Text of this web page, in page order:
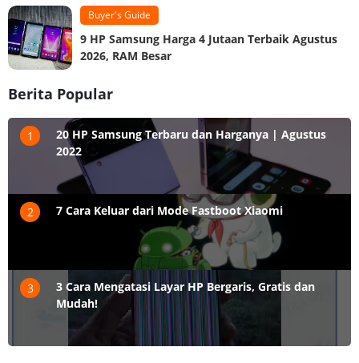
Buyer's Guide
9 HP Samsung Harga 4 Jutaan Terbaik Agustus
2026, RAM Besar
Berita Popular
1
20 HP Samsung Terbaru dan Harganya | Agustus
2022
2 7 Cara Keluar dari Mode Fastboot Xiaomi
3
3 Cara Mengatasi Layar HP Bergaris, Gratis dan
Mudah!